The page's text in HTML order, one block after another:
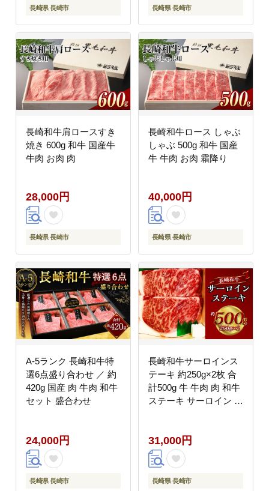
長崎県 長崎市 長崎県 長崎市
長崎和牛肩ロースすき
焼き 600g 和牛 国産牛
牛肉 お肉 肉
28,000円
長崎県 長崎市
長崎和牛ロース しゃぶ
しゃぶ 500g 和牛 国産
牛 牛肉 お肉 霜降り
40,000円
長崎県 長崎市
A-5ランク 長崎和牛特
選6点盛り合わせ ／ 約
420g 国産 肉 牛肉 和牛
セット 盛合わせ
24,000円
長崎県 長崎市
長崎和牛サーロインス
テーキ 約250g×2枚 合
計500g 牛 牛肉 肉 和牛
ステーキ サーロイン 国
崎
31,000円
長崎県 長崎市